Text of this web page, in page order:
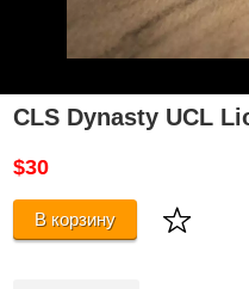
CLS Dynasty UCL
$30
В корзину